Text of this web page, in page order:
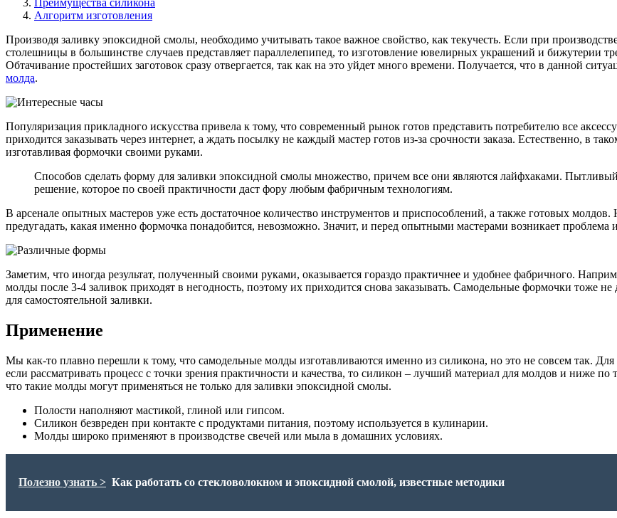
Алгоритм изготовления
Производя заливку эпоксидной смолы, необходимо учитывать такое важное свойство, как текучесть. Если при
столешницы в большинстве случаев представляет параллелепипед, то изготовление ювелирных украшений и бижутерии
Обтачивание простейших заготовок сразу отвергается, так как на это уйдет много времени. Получается, что в данной
молда.
Популяризация прикладного искусства привела к тому, что современный рынок готов представить потребителю все
приходится заказывать через интернет, а ждать посылку не каждый мастер готов из-за срочности заказа. Естественно, в
изготавливая формочки своими руками.
Способов сделать форму для заливки эпоксидной смолы множество, причем все они являются лайфхаками.
решение, которое по своей практичности даст фору любым фабричным технологиям.
В арсенале опытных мастеров уже есть достаточное количество инструментов и приспособлений, а также готовых
предугадать, какая именно формочка понадобится, невозможно. Значит, и перед опытными мастерами возникает проблема
Заметим, что иногда результат, полученный своими руками, оказывается гораздо практичнее и удобнее фабричного.
молды после 3-4 заливок приходят в негодность, поэтому их приходится снова заказывать. Самодельные формочки тоже
для самостоятельной заливки.
Применение
Мы как-то плавно перешли к тому, что самодельные молды изготавливаются именно из силикона, но это не совсем так.
если рассматривать процесс с точки зрения практичности и качества, то силикон – лучший материал для молдов и ниже
что такие молды могут применяться не только для заливки эпоксидной смолы.
Полости наполняют мастикой, глиной или гипсом.
Силикон безвреден при контакте с продуктами питания, поэтому используется в кулинарии.
Молды широко применяют в производстве свечей или мыла в домашних условиях.
Полезно узнать > Как работать со стекловолокном и эпоксидной смолой, известные методики